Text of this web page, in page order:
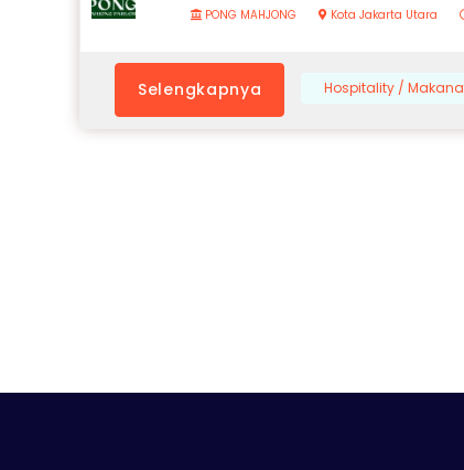
PONG MAHJONG Kota Jakarta Utara
Selengkapnya Hospitality /